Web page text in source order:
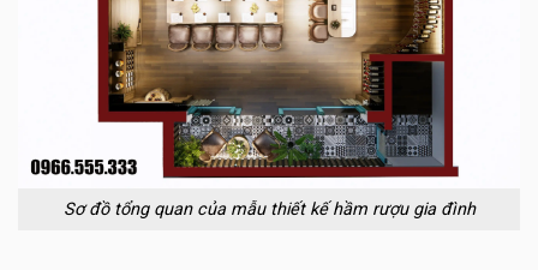
Sơ đồ tổng quan của mẫu thiết kế hầm rượu gia đình